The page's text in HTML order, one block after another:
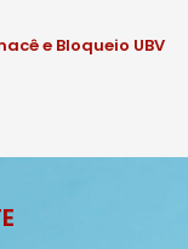
e Bloqueio UBV